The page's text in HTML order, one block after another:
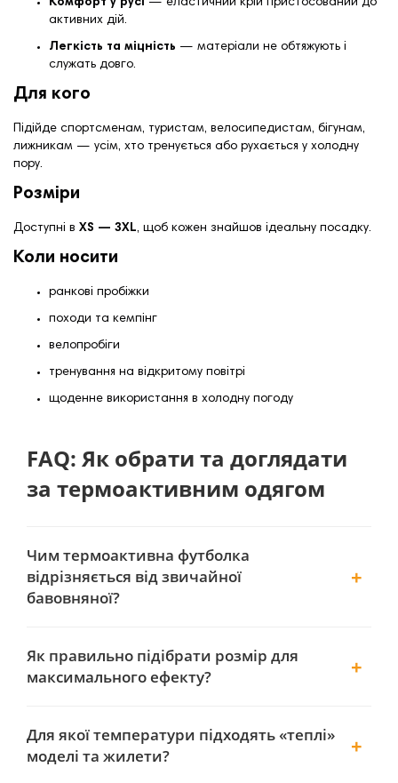
активних дій.
Легкість та міцність — матеріали не обтяжують і
служать довго.
Для кого
Підійде спортсменам, туристам, велосипедистам, бігунам,
лижникам — усім, хто тренується або рухається у холодну
пору.
Розміри
Доступні в XS — 3XL, щоб кожен знайшов ідеальну посадку.
Коли носити
ранкові пробіжки
походи та кемпінг
велопробіги
тренування на відкритому повітрі
щоденне використання в холодну погоду
FAQ: Як обрати та доглядати
за термоактивним одягом
Чим термоактивна футболка
відрізняється від звичайної
бавовняної?
Як правильно підібрати розмір для
максимального ефекту?
Для якої температури підходять «теплі»
моделі та жилети?